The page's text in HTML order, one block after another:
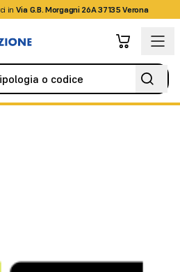
in Via G.B. Morgagni 26A 37135 Verona